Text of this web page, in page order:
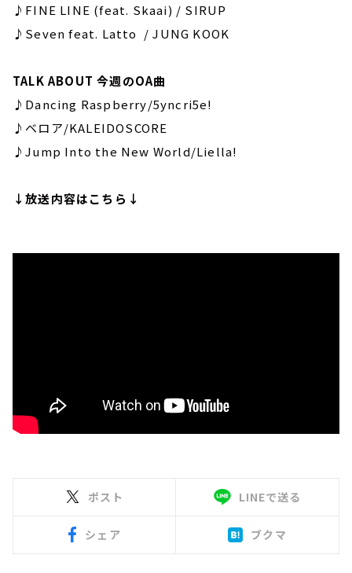
♪FINE LINE (feat. Skaai) / SIRUP
♪Seven feat. Latto / JUNG KOOK
TALK ABOUT 今週のOA曲
♪Dancing Raspberry/5yncri5e!
♪ベロア/KALEIDOSCORE
♪Jump Into the New World/Liella!
↓放送内容はこちら↓
ポスト LINEで送る
シェア ブクマ